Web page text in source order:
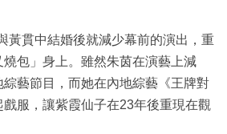
黃貫中結婚後就減少幕前的演出，重
包」身上。雖然朱茵在演藝上減
藝節目，而她在內地綜藝《王牌對
服，讓紫霞仙子在23年後重現在觀